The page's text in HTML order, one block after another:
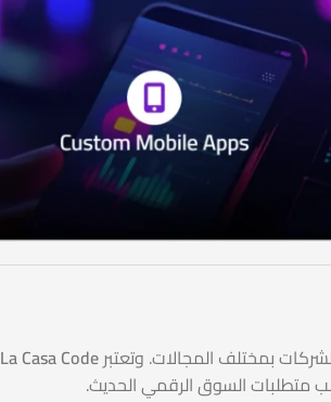
La Casa Code –
متطلبات السوق الرقمي الحديث.